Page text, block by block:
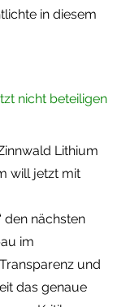
in diesem
nicht beteiligen
Lithium
will jetzt mit
den nächsten
im
und
das genaue